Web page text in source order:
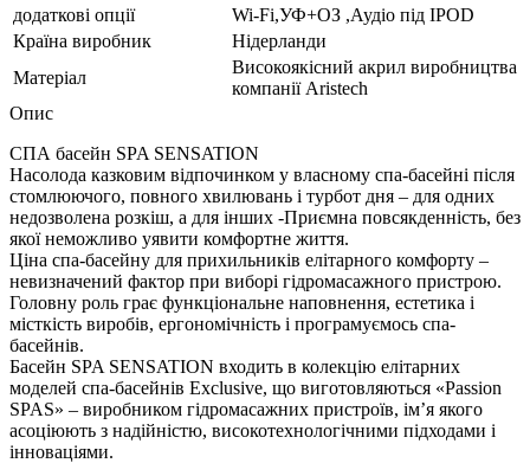
додаткові опції
Wi-Fi,УФ+ОЗ ,Аудіо під IPOD
Країна виробник
Нідерланди
Матеріал
Високоякісний акрил виробництва
компанії Aristech
Опис
СПА басейн SPA SENSATION
Насолода казковим відпочинком у власному спа-басейні після
стомлюючого, повного хвилювань і турбот дня – для одних
недозволена розкіш, а для інших -Приємна повсякденність, без
якої неможливо уявити комфортне життя.
Ціна спа-басейну для прихильників елітарного комфорту –
невизначений фактор при виборі гідромасажного пристрою.
Головну роль грає функціональне наповнення, естетика і
місткість виробів, ергономічність і програмуємось спа-
басейнів.
Басейн SPA SENSATION входить в колекцію елітарних
моделей спа-басейнів Exclusive, що виготовляються «Passion
SPAS» – виробником гідромасажних пристроїв, ім’я якого
асоціюють з надійністю, високотехнологічними підходами і
інноваціями.